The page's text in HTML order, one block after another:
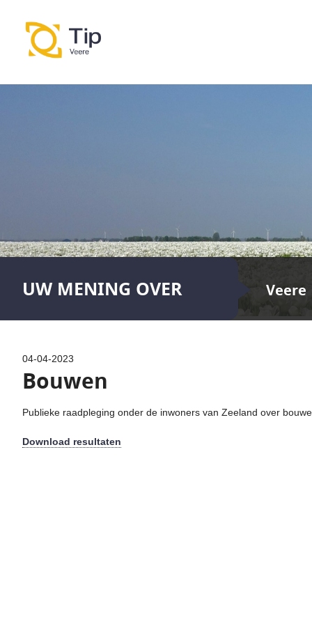
UW MENING OVER Veere
04-04-2023
Bouwen
Publieke raadpleging onder de inwoners van Zeeland over
Download resultaten